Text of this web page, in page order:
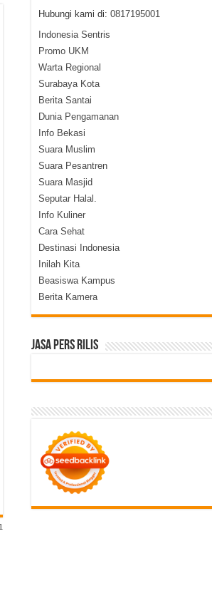
Hubungi kami di: 0817195001
Indonesia Sentris
Promo UKM
Warta Regional
Surabaya Kota
Berita Santai
Dunia Pengamanan
Info Bekasi
Suara Muslim
Suara Pesantren
Suara Masjid
Seputar Halal.
Info Kuliner
Cara Sehat
Destinasi Indonesia
Inilah Kita
Beasiswa Kampus
Berita Kamera
Jasa Pers Rilis